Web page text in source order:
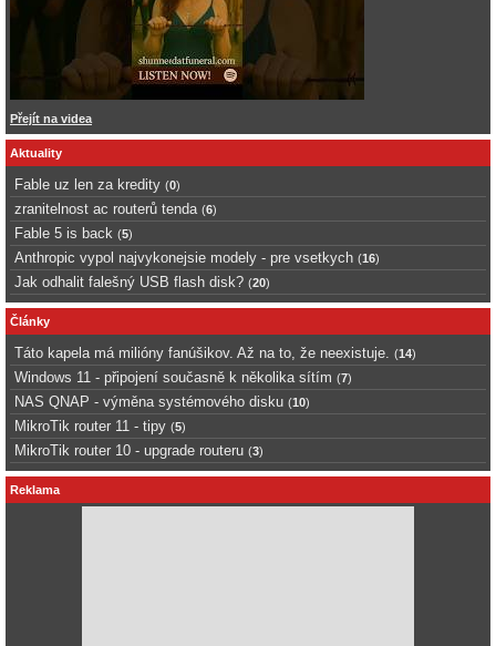
Přejít na videa
Aktuality
Fable uz len za kredity (0)
zranitelnost ac routerů tenda (6)
Fable 5 is back (5)
Anthropic vypol najvykonejsie modely - pre vsetkych (16)
Jak odhalit falešný USB flash disk? (20)
Články
Táto kapela má milióny fanúšikov. Až na to, že neexistuje. (14)
Windows 11 - připojení současně k několika sítím (7)
NAS QNAP - výměna systémového disku (10)
MikroTik router 11 - tipy (5)
MikroTik router 10 - upgrade routeru (3)
Reklama